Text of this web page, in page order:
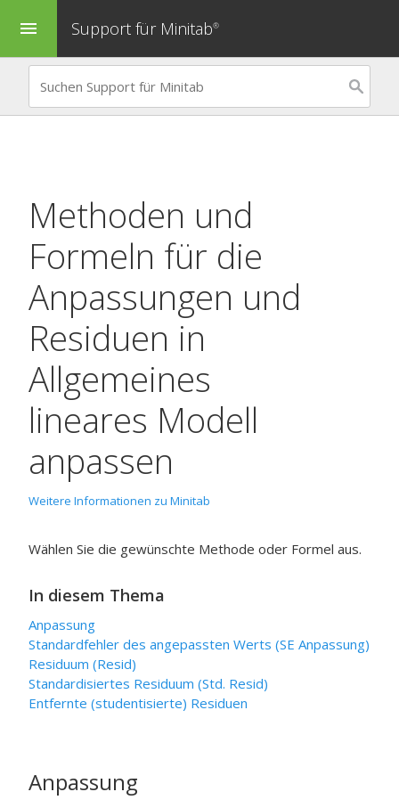
menu Support für Minitab®
Methoden und
Formeln für die
Anpassungen und
Residuen in
Allgemeines
lineares Modell
anpassen
Weitere Informationen zu Minitab
Wählen Sie die gewünschte Methode oder Formel aus.
In diesem Thema
Anpassung
Standardfehler des angepassten Werts (SE Anpassung)
Residuum (Resid)
Standardisiertes Residuum (Std. Resid)
Entfernte (studentisierte) Residuen
Anpassung